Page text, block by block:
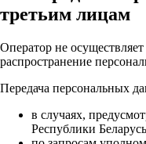
третьим лицам
Оператор не
распространение
Передача персональных
в случаях,
Республики